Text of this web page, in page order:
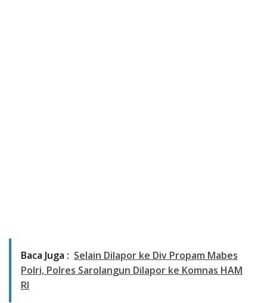
Baca Juga : Selain Dilapor ke Div Propam Mabes
Polri, Polres Sarolangun Dilapor ke Komnas HAM
RI